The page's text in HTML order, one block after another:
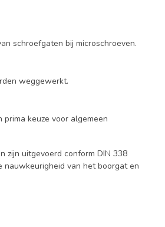
schroefgaten bij microschroeven.
weggewerkt.
keuze voor algemeen
zijn uitgevoerd conform DIN 338
nauwkeurigheid van het boorgat en